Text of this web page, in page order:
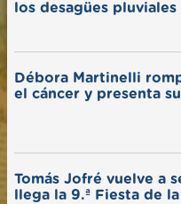
los desagües pluviales
Débora Martinelli
el cáncer y presenta
Tomás Jofré vuelve a
llega la 9.ª Fiesta de